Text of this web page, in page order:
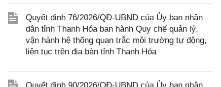
Quyết định 76/2026/QĐ-UBND của Ủy ban nhân
dân tỉnh Thanh Hóa ban hành Quy chế quản lý,
vận hành hệ thống quan trắc môi trường tự động,
liên tục trên địa bàn tỉnh Thanh Hóa
Quyết định 90/2026/QĐ-UBND của Ủy ban nhân